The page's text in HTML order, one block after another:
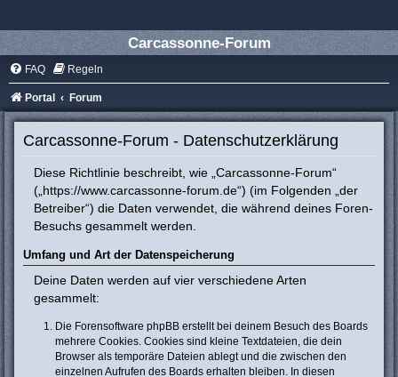
Carcassonne-Forum
FAQ Regeln
Portal Forum
Carcassonne-Forum - Datenschutzerklärung
Diese Richtlinie beschreibt, wie „Carcassonne-Forum“
(„https://www.carcassonne-forum.de“) (im Folgenden „der
Betreiber“) die Daten verwendet, die während deines Foren-
Besuchs gesammelt werden.
Umfang und Art der Datenspeicherung
Deine Daten werden auf vier verschiedene Arten
gesammelt:
Die Forensoftware phpBB erstellt bei deinem Besuch des Boards
mehrere Cookies. Cookies sind kleine Textdateien, die dein
Browser als temporäre Dateien ablegt und die zwischen den
einzelnen Aufrufen des Boards erhalten bleiben. In diesen